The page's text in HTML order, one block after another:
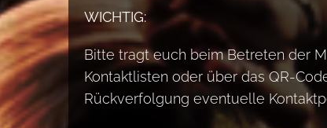
WICHTIG:
Bitte tragt euch beim Betreten der
Kontaktlisten oder über das QR-
Rückverfolgung eventuelle